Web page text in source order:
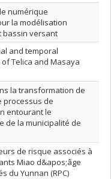
numérique
la modélisation
bassin versant
and temporal
Telica and Masaya
la transformation de
processus de
entourant le
de la municipalité de
de risque associés à
Miao d&apos;âge
du Yunnan (RPC)